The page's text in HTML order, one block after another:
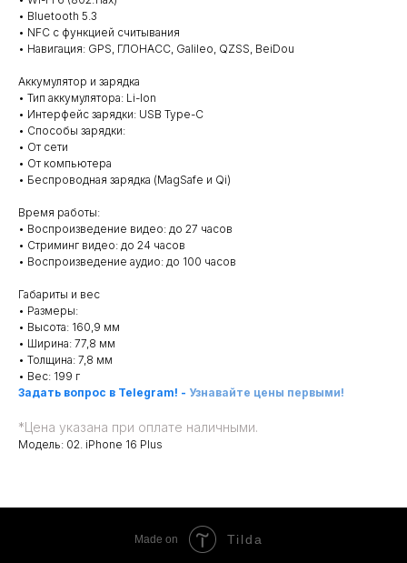
• Bluetooth 5.3
• NFC с функцией считывания
• Навигация: GPS, ГЛОНАСС, Galileo, QZSS, BeiDou
Аккумулятор и зарядка
• Тип аккумулятора: Li-Ion
• Интерфейс зарядки: USB Type-C
• Способы зарядки:
• От сети
• От компьютера
• Беспроводная зарядка (MagSafe и Qi)
Время работы:
• Воспроизведение видео: до 27 часов
• Стриминг видео: до 24 часов
• Воспроизведение аудио: до 100 часов
Габариты и вес
• Размеры:
• Высота: 160,9 мм
• Ширина: 77,8 мм
• Толщина: 7,8 мм
• Вес: 199 г
Задать вопрос в Telegram! - Узнавайте цены первыми!
*Цена указана при оплате наличными.
Модель: 02. iPhone 16 Plus
Made on Tilda